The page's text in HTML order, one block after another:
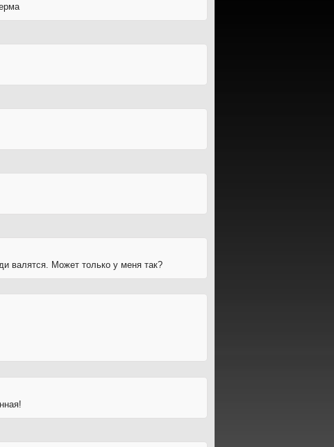
валятся. Может только у меня так?